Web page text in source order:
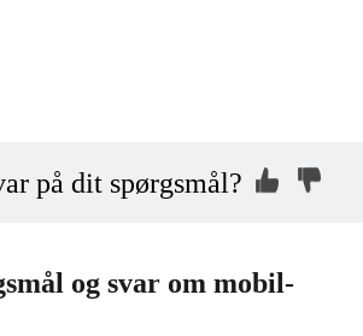
på dit spørgsmål?
Hvorfor ikke?
Kontakt os, så
vi kan hjælpe dig
og svar om mobil-